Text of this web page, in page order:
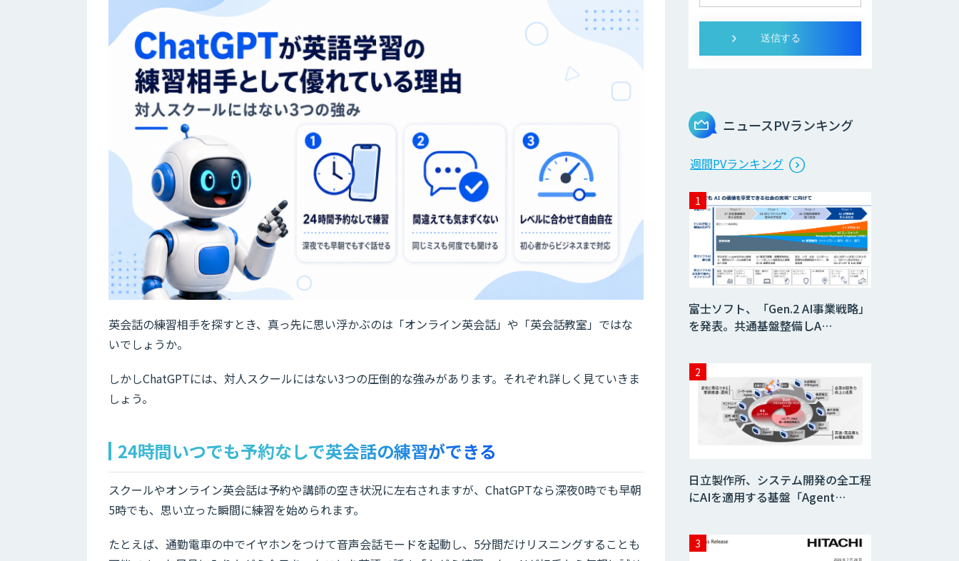
英会話の練習相手を探すとき、真っ先に思い浮かぶのは「オンライン英会話」や「英会話教室」ではな
いでしょうか。
しかしChatGPTには、対人スクールにはない3つの圧倒的な強みがあります。それぞれ詳しく見ていきま
しょう。
24時間いつでも予約なしで英会話の練習ができる
スクールやオンライン英会話は予約や講師の空き状況に左右されますが、ChatGPTなら深夜0時でも早朝
5時でも、思い立った瞬間に練習を始められます。
たとえば、通勤電車の中でイヤホンをつけて音声会話モードを起動し、5分間だけリスニングすることも
ニュースPVランキング
週間PVランキング
富士ソフト、「Gen.2 AI事業戦略」
を発表。共通基盤整備しA…
日立製作所、システム開発の全工程
にAIを適用する基盤「Agent…